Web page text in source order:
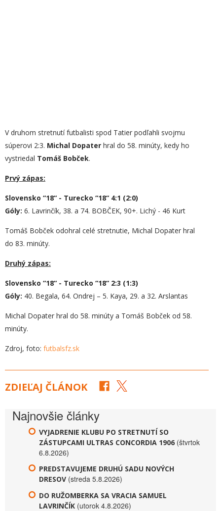
V druhom stretnutí futbalisti spod Tatier podľahli svojmu
súperovi 2:3. Michal Dopater hral do 58. minúty, kedy ho
vystriedal Tomáš Bobček.
Prvý zápas:
Slovensko “18“ - Turecko “18“ 4:1 (2:0)
Góly: 6. Lavrinčík, 38. a 74. BOBČEK, 90+. Lichý - 46 Kurt
Tomáš Bobček odohral celé stretnutie, Michal Dopater hral
do 83. minúty.
Druhý zápas:
Slovensko “18“ - Turecko “18“ 2:3 (1:3)
Góly: 40. Begala, 64. Ondrej – 5. Kaya, 29. a 32. Arslantas
Michal Dopater hral do 58. minúty a Tomáš Bobček od 58.
minúty.
Zdroj, foto: futbalsfz.sk
ZDIEĽAJ ČLÁNOK
Najnovšie články
VYJADRENIE KLUBU PO STRETNUTÍ SO
ZÁSTUPCAMI ULTRAS CONCORDIA 1906 (štvrtok
6.8.2026)
PREDSTAVUJEME DRUHÚ SADU NOVÝCH
DRESOV (streda 5.8.2026)
DO RUŽOMBERKA SA VRACIA SAMUEL
LAVRINČÍK (utorok 4.8.2026)